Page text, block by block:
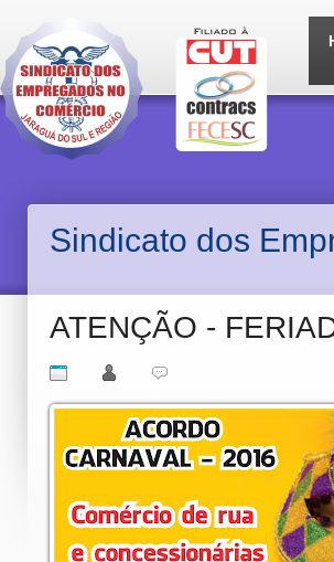
Sindicato dos
ATENÇÃO -